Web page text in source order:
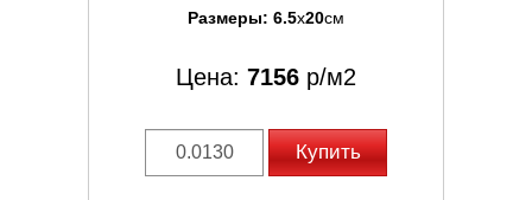
Размеры: 6.5x20см
Цена: 7156 р/м2
Купить